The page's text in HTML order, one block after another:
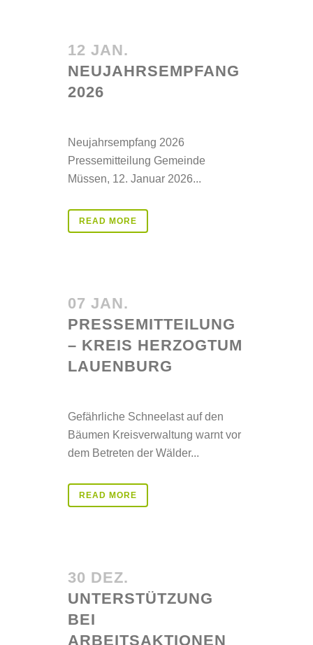
12 JAN.
NEUJAHRSEMPFANG
2026
Neujahrsempfang 2026
Pressemitteilung Gemeinde
Müssen, 12. Januar 2026...
READ MORE
07 JAN.
PRESSEMITTEILUNG
– KREIS HERZOGTUM
LAUENBURG
Gefährliche Schneelast auf den
Bäumen Kreisverwaltung warnt vor
dem Betreten der Wälder...
READ MORE
30 DEZ.
UNTERSTÜTZUNG
BEI
ARBEITSAKTIONEN